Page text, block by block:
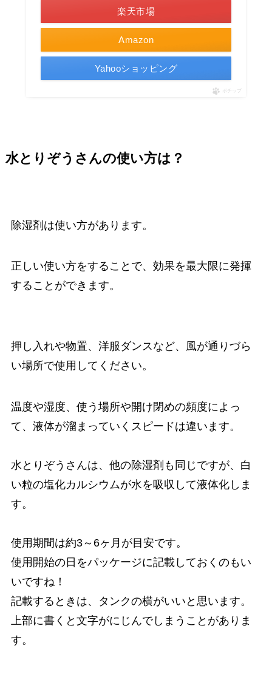
Amazon
楽天市場
Yahooショッピング
ポチップ
水とりぞうさんの使い方は？
除湿剤は使い方があります。
正しい使い方をすることで、効果を最大限に発揮
することができます。
押し入れや物置、洋服ダンスなど、風が通りづら
い場所で使用してください。
温度や湿度、使う場所や開け閉めの頻度によっ
て、液体が溜まっていくスピードは違います。
水とりぞうさんは、他の除湿剤も同じですが、白
い粒の塩化カルシウムが水を吸収して液体化しま
す。
使用期間は約3～6ヶ月が目安です。
使用開始の日をパッケージに記載しておくのもい
いですね！
記載するときは、タンクの横がいいと思います。
上部に書くと文字がにじんでしまうことがありま
す。